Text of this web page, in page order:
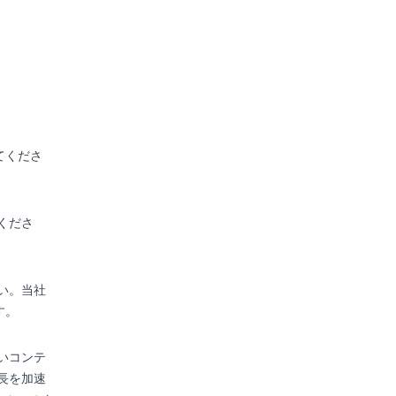
ださ
ださ
。当社
コンテ
を加速